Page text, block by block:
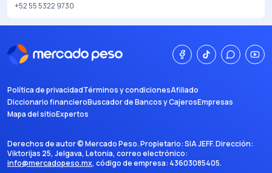
+52 55 5322 9730
Política de privacidadTérminos y condicionesAfiliado
Diccionario financieroBuscador de Bancos y CajerosEmpresas
Mapa del sitioExpertos
Derechos de autor ©Mercado Peso. Propietario:SIA JEFF. Dirección:
Viktorijas 25, Jelgava, Letonia, correo electrónico:
info@mercadopeso.mx, código de empresa: 43603085405.